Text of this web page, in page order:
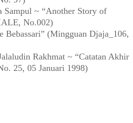
Sampul ~ “Another Story of
No.002)
Bebassari” (Mingguan Djaja_106,
Rakhmat ~ “Catatan Akhir
25, 05 Januari 1998)